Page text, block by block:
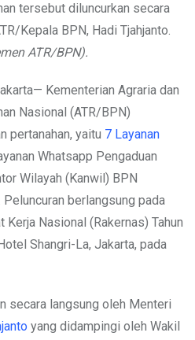
tersebut diluncurkan secara
Kepala BPN, Hadi Tjahjanto.
ATR/BPN).
Kementerian Agraria dan
Nasional (ATR/BPN)
pertanahan, yaitu 7 Layanan
Whatsapp Pengaduan
Wilayah (Kanwil) BPN
berlangsung pada
Kerja Nasional (Rakernas) Tahun
Shangri-La, Jakarta, pada
secara langsung oleh Menteri
yang didampingi oleh Wakil